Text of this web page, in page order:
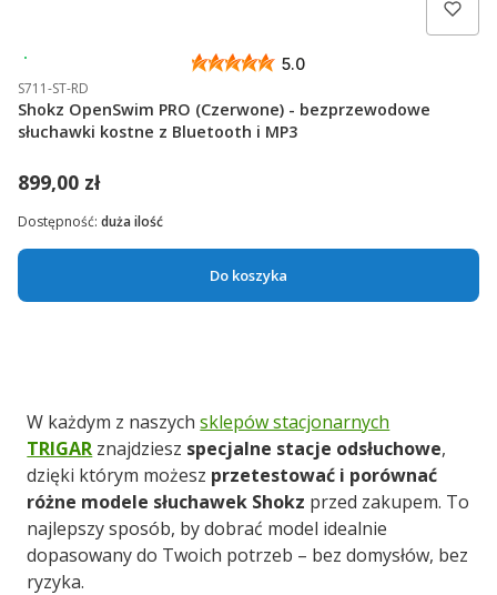
5.0
S711-ST-RD
Shokz OpenSwim PRO (Czerwone) - bezprzewodowe
słuchawki kostne z Bluetooth i MP3
899,00 zł
Do koszyka
Dostępność: duża ilość
W każdym z naszychsklepów stacjonarnych
TRIGAR znajdziesz specjalne stacje odsłuchowe,
dzięki którym możesz przetestować i porównać
różne modele słuchawek Shokz przed zakupem. To
najlepszy sposób, by dobrać model idealnie
dopasowany do Twoich potrzeb – bez domysłów, bez
ryzyka.